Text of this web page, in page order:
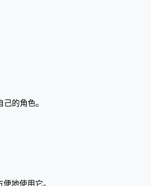
的角色。
地使用它。